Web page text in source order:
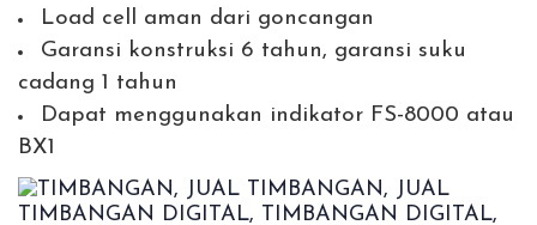
Load cell aman dari goncangan
Garansi konstruksi 6 tahun, garansi suku
cadang 1 tahun
Dapat menggunakan indikator FS-8000 atau
BX1